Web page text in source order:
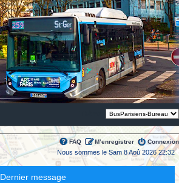
FAQ M’enregistrer Connexion
Nous sommes le Sam 8 Aoû 2026 22:32
Dernier message